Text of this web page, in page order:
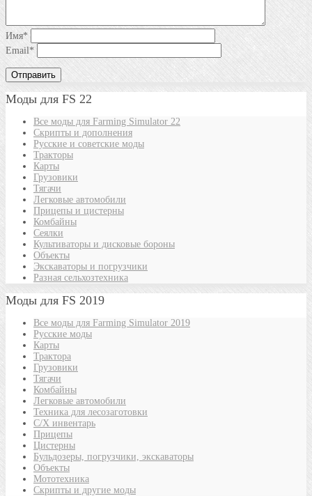
Имя*
Email*
Моды для FS 22
Все моды для Farming Simulator 22
Скрипты и дополнения
Русские и советские моды
Тракторы
Карты
Грузовики
Тягачи
Легковые автомобили
Прицепы и цистерны
Комбайны
Сеялки
Культиваторы и дисковые бороны
Объекты
Экскаваторы и погрузчики
Разная сельхозтехника
Моды для FS 2019
Все моды для Farming Simulator 2019
Русские моды
Карты
Трактора
Грузовики
Тягачи
Комбайны
Легковые автомобили
Техника для лесозаготовки
С/Х инвентарь
Прицепы
Цистерны
Бульдозеры, погрузчики, экскаваторы
Объекты
Мототехника
Скрипты и другие моды